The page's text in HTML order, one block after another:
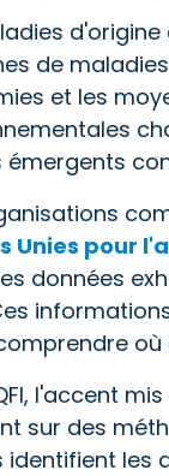
de
et les
émergents
Unies pour
données
l'accent
sur des
identifient les